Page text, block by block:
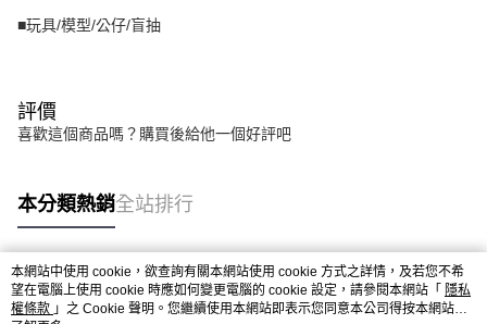
■玩具/模型/公仔/盲抽
評價
喜歡這個商品嗎？購買後給他一個好評吧
本分類熱銷全站排行
熱門標籤
本網站中使用 cookie，欲查詢有關本網站使用 cookie 方式之詳情，及若您不希
望在電腦上使用 cookie 時應如何變更電腦的 cookie 設定，請參閱本網站「 隱私
權條款 」之 Cookie 聲明。您繼續使用本網站即表示您同意本公司得按本網站使